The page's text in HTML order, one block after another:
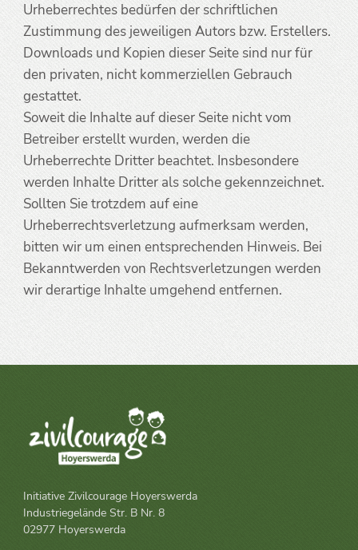
Urheberrechtes bedürfen der schriftlichen
Zustimmung des jeweiligen Autors bzw. Erstellers.
Downloads und Kopien dieser Seite sind nur für
den privaten, nicht kommerziellen Gebrauch
gestattet.
Soweit die Inhalte auf dieser Seite nicht vom
Betreiber erstellt wurden, werden die
Urheberrechte Dritter beachtet. Insbesondere
werden Inhalte Dritter als solche gekennzeichnet.
Sollten Sie trotzdem auf eine
Urheberrechtsverletzung aufmerksam werden,
bitten wir um einen entsprechenden Hinweis. Bei
Bekanntwerden von Rechtsverletzungen werden
wir derartige Inhalte umgehend entfernen.
Initiative Zivilcourage Hoyerswerda
Industriegelände Str. B Nr. 8
02977 Hoyerswerda